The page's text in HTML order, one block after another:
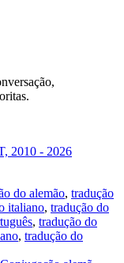
2010 - 2026
do alemão, tradução
italiano, tradução do
, tradução do
, tradução do